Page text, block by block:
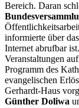
Bereich. Daran
informierte über
Internet abrufbar
Veranstaltungen
Programm des
evangelischen
Gerhardt-Haus
Günther Doliwa